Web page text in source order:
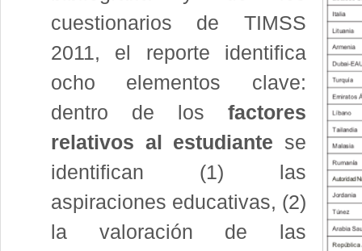
cuestionarios de TIMSS
2011, el reporte identifica
ocho elementos clave:
dentro de los factores
relativos al estudiante se
identifican (1) las
aspiraciones educativas, (2)
la valoración de las